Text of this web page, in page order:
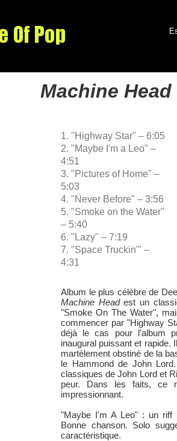
Machine Head
1. "Highway Star" – 6:05
2. "Maybe I'm a Leo" –
4:51
3. "Pictures of Home" –
5:03
4. "Never Before" – 3:56
5. "Smoke on the Water"
– 5:40
6. "Lazy" – 7:19
7. "Space Truckin'" –
4:31
Album le plus célèbre de
Machine Headest un
"Smoke On The Water",
commencer par "Highway
déjà le cas pour l'album
inaugural puissant et rapide.
martèlement obstiné de la
le Hammond de John
classiques de John Lord et
peur. Dans les faits, ce
impressionnant.
"Maybe I'm A Leo" : un riff
Bonne chanson. Solo
caractéristique.